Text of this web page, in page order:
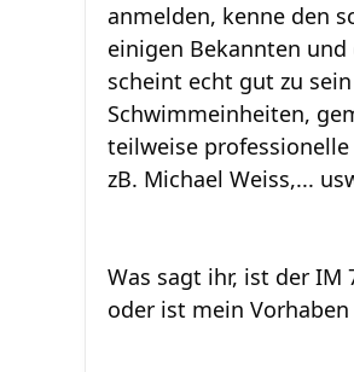
anmelden, kenne den
einigen Bekannten und
scheint echt gut zu
Schwimmeinheiten,
teilweise
zB. Michael Weiss,...
Was sagt ihr, ist der IM
oder ist mein